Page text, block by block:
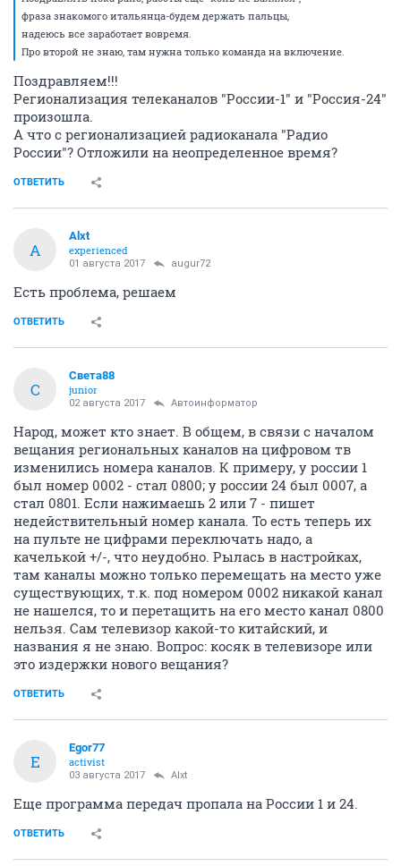
фраза знакомого итальянца-будем держать пальцы,
надеюсь все заработает вовремя.
Про второй не знаю, там нужна только команда на включение.
Поздравляем!!!
Регионализация телеканалов "России-1" и "Россия-24"
произошла.
А что с регионализацией радиоканала "Радио
России"? Отложили на неопределенное время?
ОТВЕТИТЬ
A
Alxt
experienced
01 августа 2017 augur72
Есть проблема, решаем
ОТВЕТИТЬ
С
Света88
junior
02 августа 2017 Автоинформатор
Народ, может кто знает. В общем, в связи с началом
вещания региональных каналов на цифровом тв
изменились номера каналов. К примеру, у россии 1
был номер 0002 - стал 0800; у россии 24 был 0007, а
стал 0801. Если нажимаешь 2 или 7 - пишет
недействительный номер канала. То есть теперь их
на пульте не цифрами переключать надо, а
качелькой +/-, что неудобно. Рылась в настройках,
там каналы можно только перемещать на место уже
существующих, т.к. под номером 0002 никакой канал
не нашелся, то и перетащить на его место канал 0800
нельзя. Сам телевизор какой-то китайский, и
названия я не знаю. Вопрос: косяк в телевизоре или
это издержки нового вещания?
ОТВЕТИТЬ
E
Egor77
activist
03 августа 2017 Alxt
Еще программа передач пропала на России 1 и 24.
ОТВЕТИТЬ